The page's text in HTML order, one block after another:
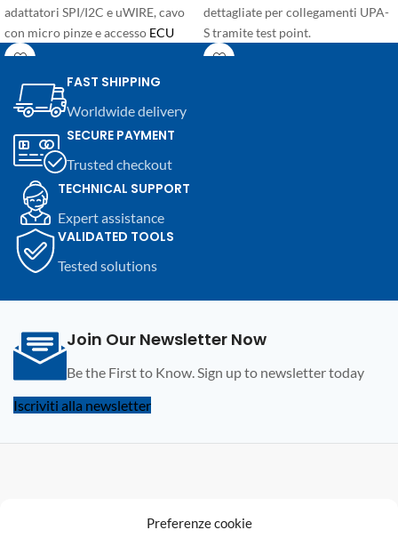
Preferenze cookie
adattatori SPI/I2C e uWIRE, cavo
con micro pinze e accesso ECU
Pinout Database
dettagliate per collegamenti UPA-
S tramite test point.
Accesso annuale disponibile in
FAST SHIPPING
Worldwide delivery
SECURE PAYMENT
Trusted checkout
TECHNICAL SUPPORT
Expert assistance
VALIDATED TOOLS
Tested solutions
Join Our Newsletter Now
Be the First to Know. Sign up to newsletter today
Iscriviti alla newsletter